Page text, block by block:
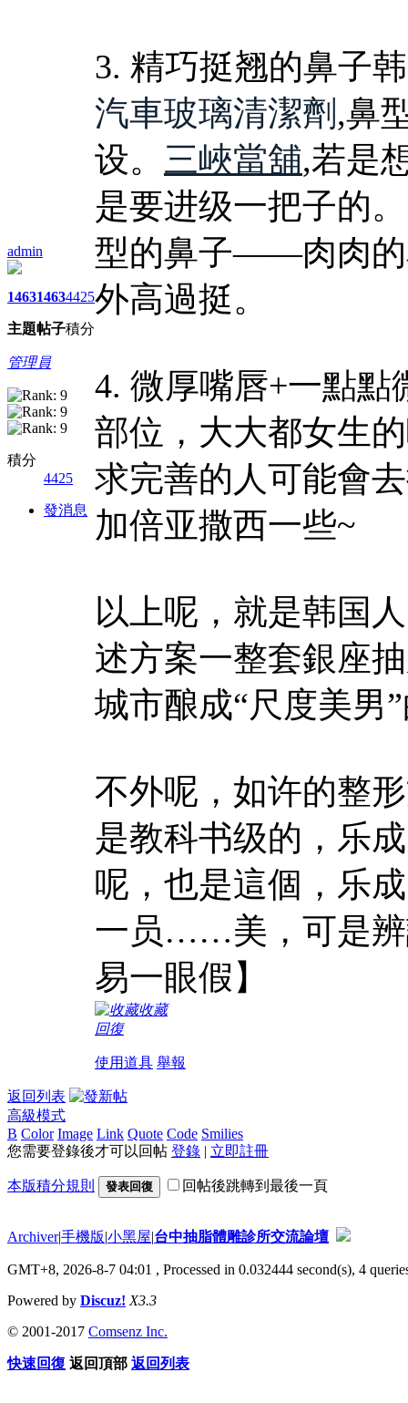
admin
1463
主題
1463
帖子
4425
積分
管理員
積分
4425
發消息
3. 精巧挺翘的鼻子
汽車玻璃清潔劑 ,鼻
设。 三峽當舖,若是
是要进级一把子的
型的鼻子——肉肉的
外高過挺。
4. 微厚嘴唇+一點
部位，大大都女生
求完善的人可能會
加倍亚撒西一些~
以上呢，就是韩国
述方案一整套銀座
城市酿成“尺度美男
不外呢，如许的整
是教科书级的，乐
呢，也是這個，乐
一员……美，可是辨
易一眼假】
收藏
回復
使用道具 舉報
返回列表
高級模式
B Color Image Link Quote Code Smilies
您需要登錄後才可以回帖 登錄 | 立即註冊
本版積分規則 發表回復 回帖後跳轉到最後一頁
Archiver|手機版|小黑屋|台中抽脂體雕診所交流論壇
GMT+8, 2026-8-7 04:01 , Processed in 0.032444 second(s), 4
Powered by Discuz! X3.3
© 2001-2017 Comsenz Inc.
快速回復 返回頂部 返回列表